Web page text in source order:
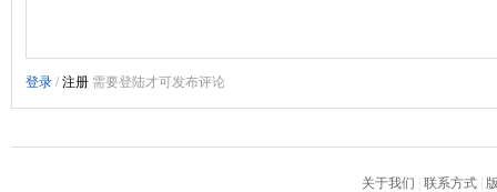
关于我们 联系方式